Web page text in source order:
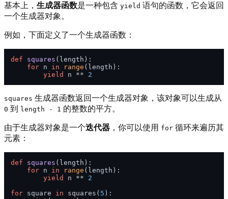
基本上， 生成器函数是一种包含 yield 语句的函数，它会返回
一个生成器对象。
例如，下面定义了一个生成器函数：
def squares ( length ):
for n in range (length):
yield
n ** 2
squares 生成器函数返回一个生成器对象，该对象可以生成从
0 到 length - 1 的整数的平方。
由于生成器对象是一个迭代器 ，你可以使用 for 循环来遍历其
元素：
def squares ( length ):
for n in range (length):
yield
n ** 2
for square in squares( 5 ):